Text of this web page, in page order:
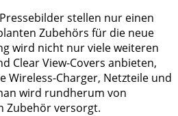
stellen nur einen
Zubehörs für die neue
wird nicht nur viele weiteren
Clear View-Covers anbieten,
Wireless-Charger, Netzteile und
wird rundherum von
Zubehör versorgt.